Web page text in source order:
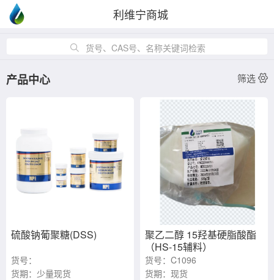
利维宁商城
货号、CAS号、名称关键词检索
产品中心 筛选
硫酸钠葡聚糖(DSS)
货号：
0216011080/0216011090
货期：少量现货
聚乙二醇 15羟基硬脂酸酯
（HS-15辅料）
货号：C1096
货期：现货